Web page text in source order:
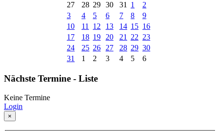
27
28 29 30 31 1
2
3
4 5 6 7 8
9
10
11 12 13 14 15 16
17
18 19 20 21 22 23
24
25 26 27 28 29 30
31
1 2 3 4 5 6
Nächste Termine - Liste
Keine Termine
Login
×